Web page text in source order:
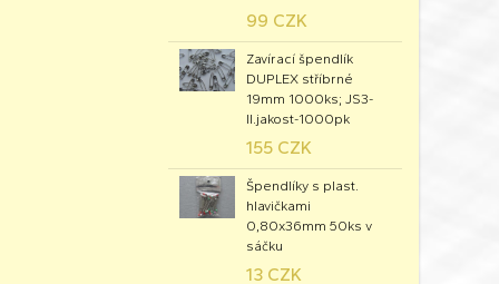
99 CZK
Zavírací špendlík
DUPLEX stříbrné
19mm 1000ks; JS3-
II.jakost-1000pk
155 CZK
Špendlíky s plast.
hlavičkami
0,80x36mm 50ks v
sáčku
13 CZK